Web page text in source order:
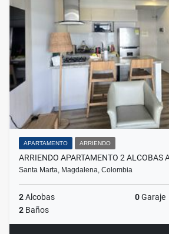
APARTAMENTO ARRIENDO
ARRIENDO APARTAMENTO 2 ALCOBAS
Santa Marta, Magdalena, Colombia
2Alcobas 0Garaje
2 Baños